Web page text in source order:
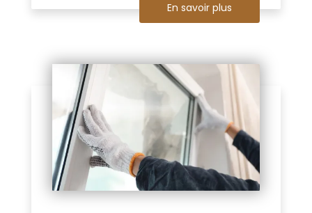
En savoir plus